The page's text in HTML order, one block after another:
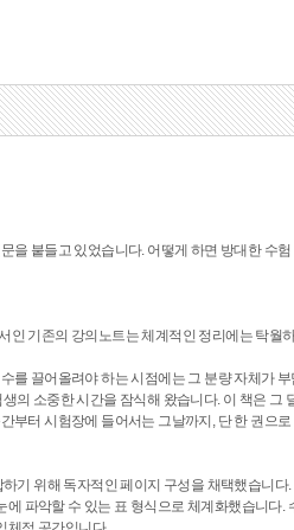
을 붙들고 있었습니다. 어떻게 하면 방대한 수
기존의 강의노트는 체계적인 정리에는 탁월
를 끌어올려야 하는 시점에는 그 분량 자체가
의 소중한 시간을 잠식해 왔습니다. 이 책은
부터 시험장에 들어서는 그날까지, 단 한 권으
하기 위해 독자적인 페이지 구성을 채택했습니다.
파악할 수 있는 표 형식으로 체계화했습니다